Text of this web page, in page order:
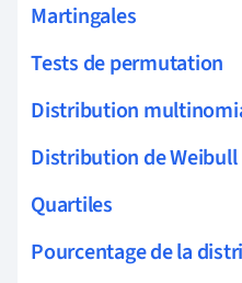
Martingales
Tests de permutation
Distribution
Distribution de Weibull
Quartiles
Pourcentage de la